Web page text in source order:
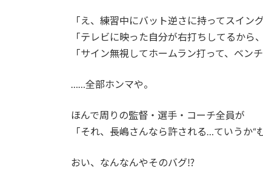
「え、練習中にバット逆さに持ってスイン
「テレビに映った自分が右打ちしてるから
「サイン無視してホームラン打って、ベン
……全部ホンマや。
ほんで周りの監督・選手・コーチ全員が
「それ、長嶋さんなら許される…ていうか“
おい、なんなんやそのバグ⁉️